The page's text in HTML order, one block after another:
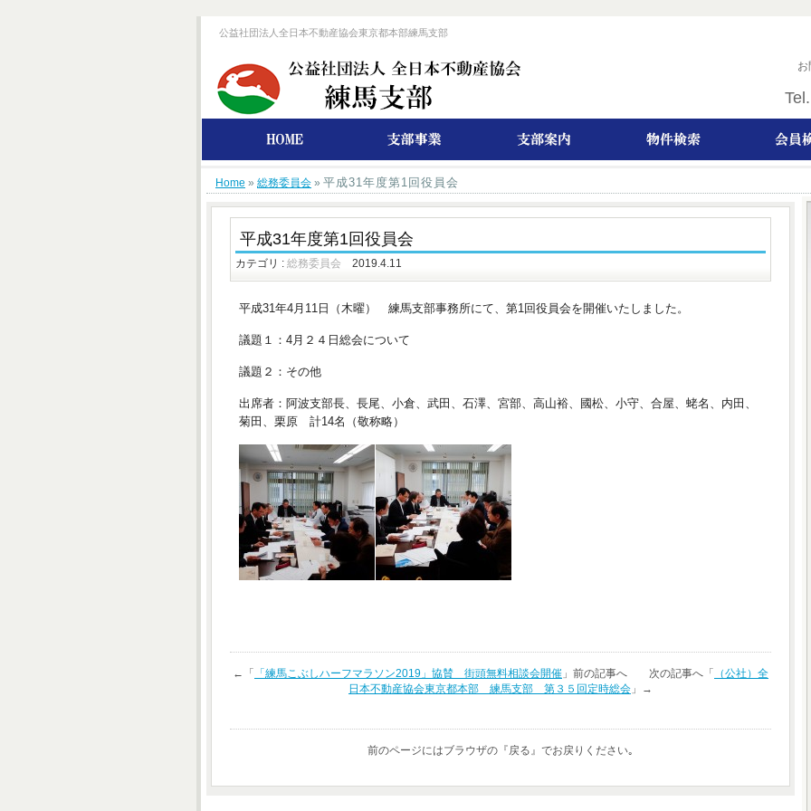
公益社団法人全日本不動産協会東京都本部練馬支部
Tel.
Home » 総務委員会 » 平成31年度第1回役員会
平成31年度第1回役員会
カテゴリ : 総務委員会 2019.4.11
平成31年4月11日（木曜） 練馬支部事務所にて、第1回役員会を開催いたしました。
議題１：4月２４日総会について
議題２：その他
出席者：阿波支部長、長尾、小倉、武田、石澤、宮部、高山裕、國松、小守、合屋、蛯名、内田、
菊田、栗原 計14名（敬称略）
←「 「練馬こぶしハーフマラソン2019」協賛 街頭無料相談会開催 」前の記事へ 次の記事へ「
（公社）全
日本不動産協会東京都本部 練馬支部 第３５回定時総会 」→
前のページにはブラウザの『戻る』でお戻りください｡